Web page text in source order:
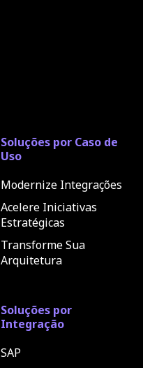
Soluções por Caso de
Uso
Modernize Integrações
Acelere Iniciativas
Estratégicas
Transforme Sua
Arquitetura
Soluções por
Integração
SAP